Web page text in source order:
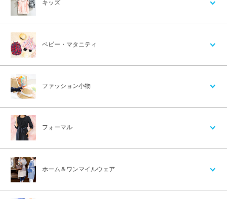
キッズ
ベビー・マタニティ
ファッション小物
フォーマル
ホーム＆ワンマイルウェア